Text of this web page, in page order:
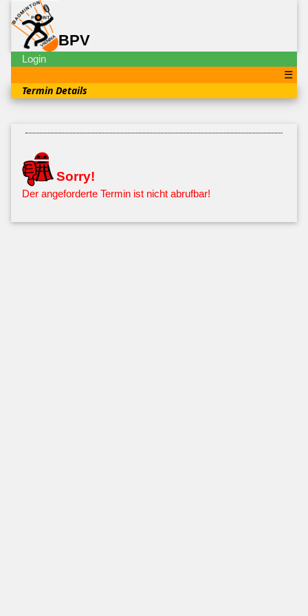
BPV
Login
☰
Termin Details
Sorry!
Der angeforderte Termin ist nicht abrufbar!